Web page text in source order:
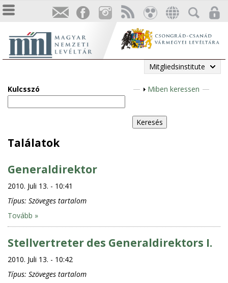
Mitgliedsinstitute
Kulcsszó
A
z
e
Miben keressen
Találatok
Generaldirektor
2010. Juli 13. - 10:41
Típus: Szöveges tartalom
Tovább »
Stellvertreter des Generaldirektors I.
2010. Juli 13. - 10:42
Típus: Szöveges tartalom